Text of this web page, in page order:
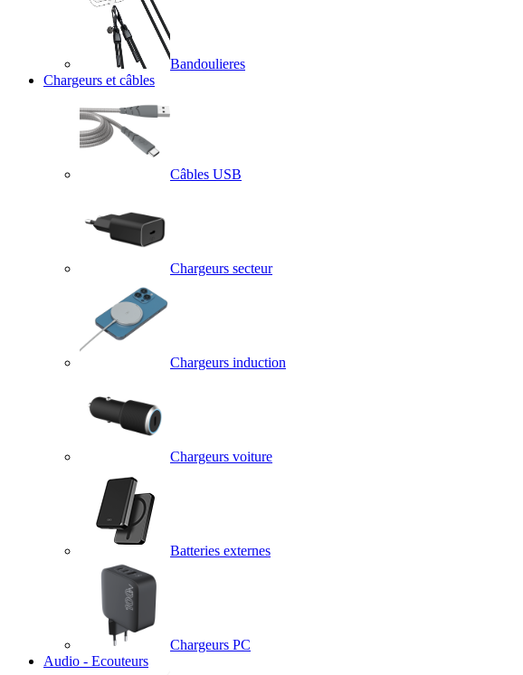
Bandoulieres
Chargeurs et câbles
Câbles USB
Chargeurs secteur
Chargeurs induction
Chargeurs voiture
Batteries externes
Chargeurs PC
Audio - Ecouteurs